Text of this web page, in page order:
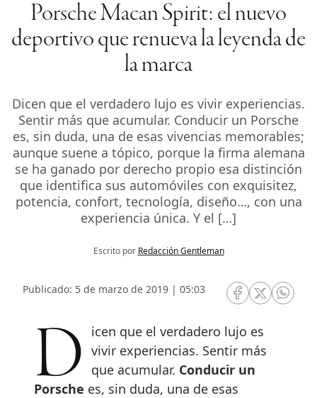
Porsche Macan Spirit: el nuevo
deportivo que renueva la leyenda de
la marca
Dicen que el verdadero lujo es vivir experiencias.
Sentir más que acumular. Conducir un Porsche
es, sin duda, una de esas vivencias memorables;
aunque suene a tópico, porque la firma alemana
se ha ganado por derecho propio esa distinción
que identifica sus automóviles con exquisitez,
potencia, confort, tecnología, diseño…, con una
experiencia única. Y el […]
Escrito por Redacción Gentleman
Publicado: 5 de marzo de 2019 | 05:03
RRSS Facebook
RRSSRRSS
Dicen que el verdadero lujo es
vivir experiencias. Sentir más
que acumular. Conducir un
Porsche es, sin duda, una de esas